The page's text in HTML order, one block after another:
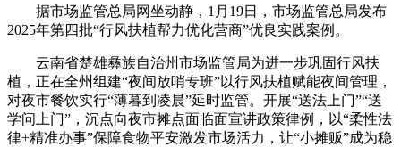
据市场监管总局网坐动静，1月19日，市场监管总局发布
2025年第四批“行风扶植帮力优化营商”优良实践案例。
云南省楚雄彝族自治州市场监管局为进一步巩固行风扶
植，正在全州组建“夜间放哨专班”以行风扶植赋能夜间管理，
对夜市餐饮实行“薄暮到凌晨”延时监管。开展“送法上门”“送
学问上门”，沉点向夜市摊点面临面宣讲政策律例，以“柔性法
律+精准办事”保障食物平安激发市场活力，让“小摊贩”成为稳